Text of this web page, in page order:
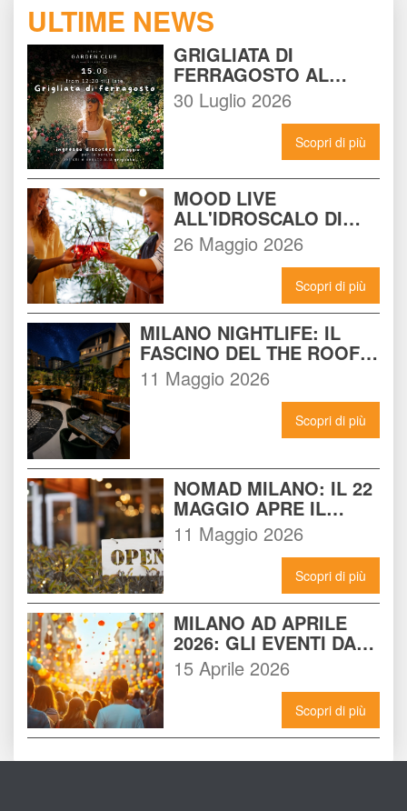
ULTIME NEWS
GRIGLIATA DI
FERRAGOSTO AL
BEACH GARDEN CLUB
MILANO: LA FESTA DA
NON PERDERE DEL 15
30 Luglio 2026
Scopri di più
MOOD LIVE
ALL'IDROSCALO DI
MILANO: IL LOCALE
CHE DEVI CONOSCERE
26 Maggio 2026
Scopri di più
MILANO NIGHTLIFE: IL
FASCINO DEL THE ROOF
14 INCONTRA L'ENERGIA
DEL NOMAD
11 Maggio 2026
Scopri di più
NOMAD MILANO: IL 22
MAGGIO APRE IL
LOCALE CHE
CAMBIERÀ I VENERDÌ
SERA A MILANO
11 Maggio 2026
Scopri di più
MILANO AD APRILE
2026: GLI EVENTI DA
NON PERDERE E
COME VIVERLI AL
15 Aprile 2026
Scopri di più